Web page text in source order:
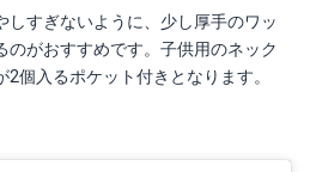
しすぎないように、少し厚手のワッ
のがおすすめです。子供用のネック
個入るポケット付きとなります。